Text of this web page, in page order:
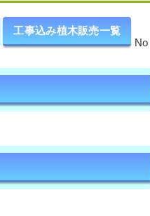
工事込み植木販売一覧
No